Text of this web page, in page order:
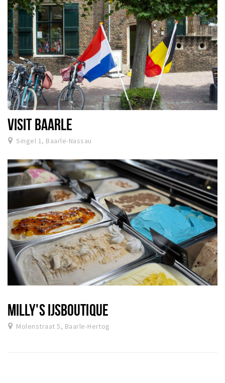
VISIT BAARLE
Singel 1, Baarle-Nassau
MILLY'S IJSBOUTIQUE
Molenstraat 5, Baarle-Hertog